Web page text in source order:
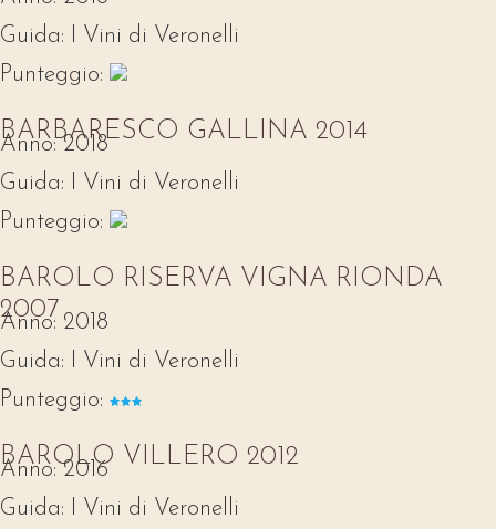
Guida:
I Vini di Veronelli
Punteggio:
BARBARESCO GALLINA 2014
Anno: 2018
Guida:
I Vini di Veronelli
Punteggio:
BAROLO RISERVA VIGNA RIONDA
2007
Anno: 2018
Guida:
I Vini di Veronelli
Punteggio:
BAROLO VILLERO 2012
Anno: 2016
Guida:
I Vini di Veronelli